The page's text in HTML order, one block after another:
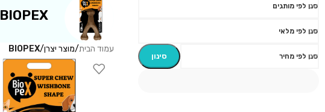
סנן לפי מותגים
סנן לפי מלאי
סנן לפי מחיר סינון
BIOPEX
עמוד הבית/מוצר יצרן/
BIOPEX